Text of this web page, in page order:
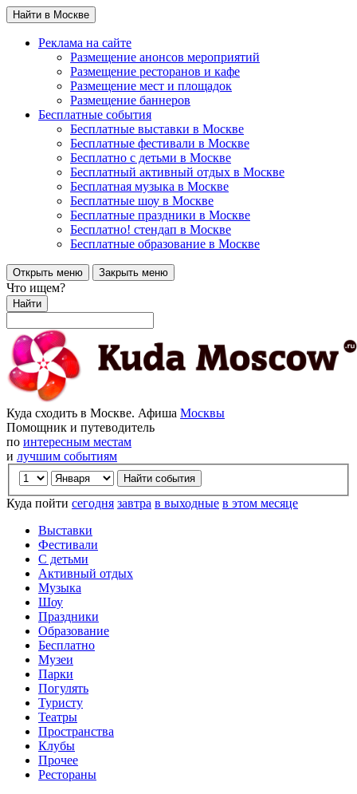
Найти в Москве
Реклама на сайте
Размещение анонсов мероприятий
Размещение ресторанов и кафе
Размещение мест и площадок
Размещение баннеров
Бесплатные события
Бесплатные выставки в Москве
Бесплатные фестивали в Москве
Бесплатно с детьми в Москве
Бесплатный активный отдых в Москве
Бесплатная музыка в Москве
Бесплатные шоу в Москве
Бесплатные праздники в Москве
Бесплатно! стендап в Москве
Бесплатные образование в Москве
Открыть меню Закрыть меню
Что ищем?
Найти
Куда сходить в Москве. Афиша Москвы
Помощник и путеводитель
по интересным местам
и лучшим событиям
Куда пойти сегодня завтра в выходные в этом месяце
Выставки
Фестивали
С детьми
Активный отдых
Музыка
Шоу
Праздники
Образование
Бесплатно
Музеи
Парки
Погулять
Туристу
Театры
Пространства
Клубы
Прочее
Рестораны